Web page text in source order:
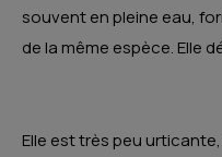
souvent en pleine eau,
de la même espèce. Elle
Elle est très peu